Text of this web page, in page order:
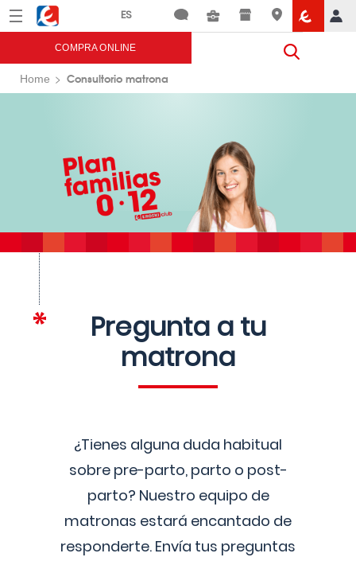
Menú Eroski
COMPRA ONLINE
Home Consultorio matrona
Pregunta a tu
matrona
¿Tienes alguna duda habitual
sobre pre-parto, parto o post-
parto? Nuestro equipo de
matronas estará encantado de
responderte. Envía tus preguntas